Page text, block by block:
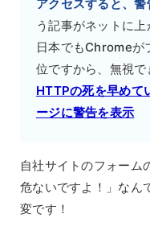
アクセスすると、警
う記事がネットに上
日本でもChromeが
位ですから、無視で
HTTPの死を早めて
ージに警告を表示
自社サイトのフォーム
危ないですよ！」なん
変です！